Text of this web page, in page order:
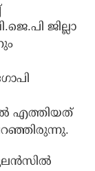
ജില്ലാ
എത്തിയത്